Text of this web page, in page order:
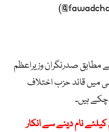
مطابق صدرنگران وزیراعظم
میں قائد حزب اختلاف
ہیں۔
نام دینے سے انکار